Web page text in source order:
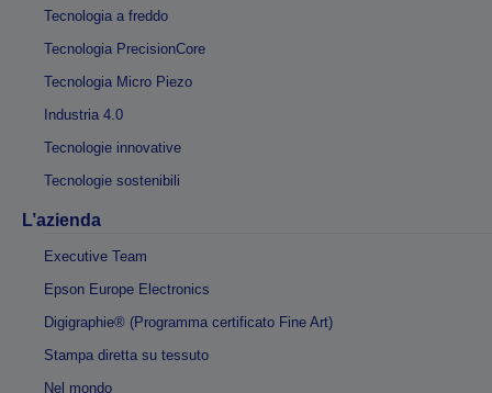
Tecnologia a freddo
Tecnologia PrecisionCore
Tecnologia Micro Piezo
Industria 4.0
Tecnologie innovative
Tecnologie sostenibili
L’azienda
Executive Team
Epson Europe Electronics
Digigraphie® (Programma certificato Fine Art)
Stampa diretta su tessuto
Nel mondo